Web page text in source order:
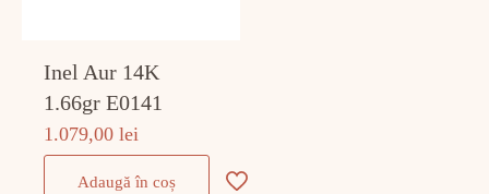
Inel Aur 14K
1.66gr E0141
1.079,00lei
Adaugă în coș